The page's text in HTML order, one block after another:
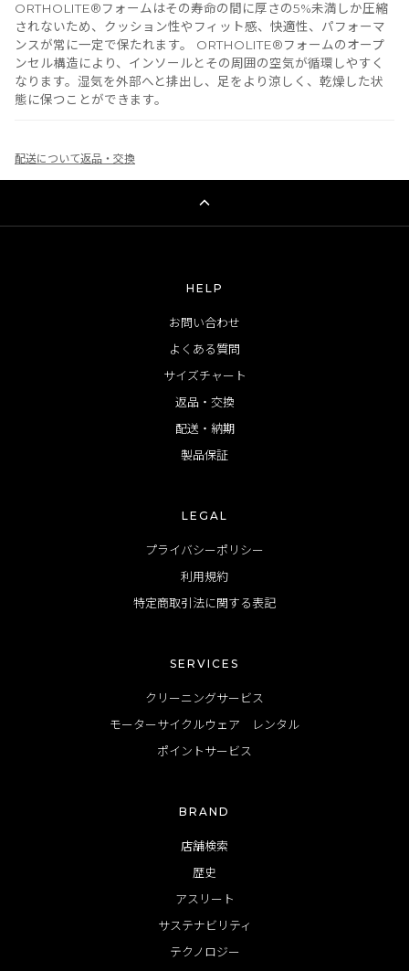
ORTHOLITE®フォームはその寿命の間に厚さの5%未満しか圧縮
されないため、クッション性やフィット感、快適性、パフォーマ
ンスが常に一定で保たれます。 ORTHOLITE®フォームのオープ
ンセル構造により、インソールとその周囲の空気が循環しやすく
なります。湿気を外部へと排出し、足をより涼しく、乾燥した状
態に保つことができます。
配送について返品・交換
HELP
お問い合わせ
よくある質問
サイズチャート
返品・交換
配送・納期
製品保証
LEGAL
プライバシーポリシー
利用規約
特定商取引法に関する表記
SERVICES
クリーニングサービス
モーターサイクルウェア レンタル
ポイントサービス
BRAND
店舗検索
歴史
アスリート
サステナビリティ
テクノロジー